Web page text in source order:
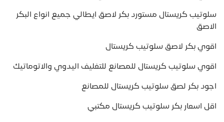
سلوتيب كريستال مستورد بكر لاصق ايطالي جميع انواع البكر
الاصق
اقوي بكر لاصق سلوتيب كريستال
اقوي سلوتيب كريستال للمصانع للتغليف اليدوي والاتوماتيك
اجود بكر لصق سلوتيب كريستال للمصانع
اقل اسعار بكر سلوتيب كريستال مكتبي